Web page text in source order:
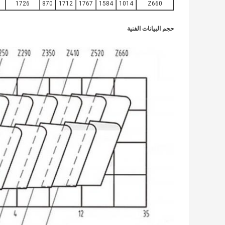
Z660
1014
1584
1767
1712
870
1726
حجم البيانات الفنية